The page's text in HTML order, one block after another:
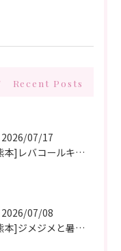
Recent Posts
2026/07/17
[熊本]レバコールキャンペーン＆ガチャガチャ抽選会やっています‼️
2026/07/08
[熊本]ジメジメと暑い夏痒くてたまらない、皮膚炎が治らない、蕁麻疹が出やすくて悩んでいる方いませんか⁉️タウロミン錠でいつの間にか治ってしまったと大好評です💞